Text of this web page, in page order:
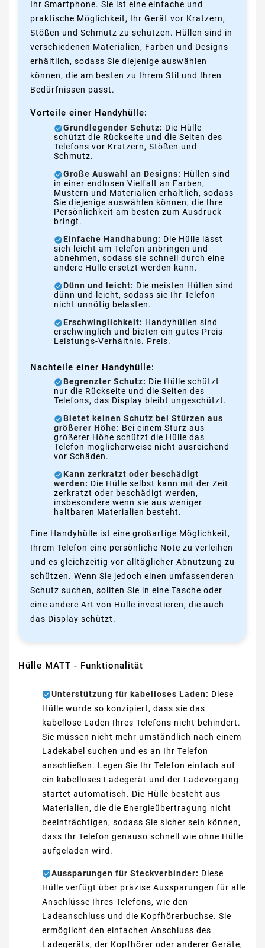
Ihr Smartphone. Sie ist eine einfache und
praktische Möglichkeit, Ihr Gerät vor Kratzern,
Stößen und Schmutz zu schützen. Hüllen sind in
verschiedenen Materialien, Farben und Designs
erhältlich, sodass Sie diejenige auswählen
können, die am besten zu Ihrem Stil und Ihren
Bedürfnissen passt.
Vorteile einer Handyhülle:
Grundlegender Schutz: Die Hülle
schützt die Rückseite und die Seiten des
Telefons vor Kratzern, Stößen und
Schmutz.
Große Auswahl an Designs: Hüllen sind
in einer endlosen Vielfalt an Farben,
Mustern und Materialien erhältlich, sodass
Sie diejenige auswählen können, die Ihre
Persönlichkeit am besten zum Ausdruck
bringt.
Einfache Handhabung: Die Hülle lässt
sich leicht am Telefon anbringen und
abnehmen, sodass sie schnell durch eine
andere Hülle ersetzt werden kann.
Dünn und leicht: Die meisten Hüllen sind
dünn und leicht, sodass sie Ihr Telefon
nicht unnötig belasten.
Erschwinglichkeit: Handyhüllen sind
erschwinglich und bieten ein gutes Preis-
Leistungs-Verhältnis. Preis.
Nachteile einer Handyhülle:
Begrenzter Schutz: Die Hülle schützt
nur die Rückseite und die Seiten des
Telefons, das Display bleibt ungeschützt.
Bietet keinen Schutz bei Stürzen aus
größerer Höhe: Bei einem Sturz aus
größerer Höhe schützt die Hülle das
Telefon möglicherweise nicht ausreichend
vor Schäden.
Kann zerkratzt oder beschädigt
werden: Die Hülle selbst kann mit der Zeit
zerkratzt oder beschädigt werden,
insbesondere wenn sie aus weniger
haltbaren Materialien besteht.
Eine Handyhülle ist eine großartige Möglichkeit,
Ihrem Telefon eine persönliche Note zu verleihen
und es gleichzeitig vor alltäglicher Abnutzung zu
schützen. Wenn Sie jedoch einen umfassenderen
Schutz suchen, sollten Sie in eine Tasche oder
eine andere Art von Hülle investieren, die auch
das Display schützt.
Hülle MATT - Funktionalität
Unterstützung für kabelloses Laden: Diese
Hülle wurde so konzipiert, dass sie das
kabellose Laden Ihres Telefons nicht behindert.
Sie müssen nicht mehr umständlich nach einem
Ladekabel suchen und es an Ihr Telefon
anschließen. Legen Sie Ihr Telefon einfach auf
ein kabelloses Ladegerät und der Ladevorgang
startet automatisch. Die Hülle besteht aus
Materialien, die die Energieübertragung nicht
beeinträchtigen, sodass Sie sicher sein können,
dass Ihr Telefon genauso schnell wie ohne Hülle
aufgeladen wird.
Aussparungen für Steckverbinder: Diese
Hülle verfügt über präzise Aussparungen für alle
Anschlüsse Ihres Telefons, wie den
Ladeanschluss und die Kopfhörerbuchse. Sie
ermöglicht den einfachen Anschluss des
Ladegeräts, der Kopfhörer oder anderer Geräte,